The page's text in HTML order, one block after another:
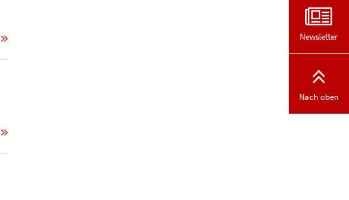
Newsletter
Nach oben